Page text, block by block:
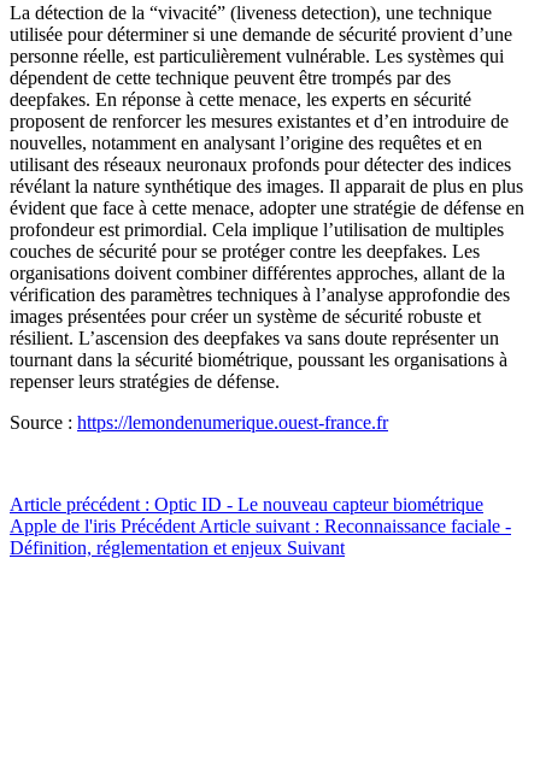
La détection de la “vivacité” (liveness detection), une technique
utilisée pour déterminer si une demande de sécurité provient d’une
personne réelle, est particulièrement vulnérable. Les systèmes qui
dépendent de cette technique peuvent être trompés par des
deepfakes. En réponse à cette menace, les experts en sécurité
proposent de renforcer les mesures existantes et d’en introduire de
nouvelles, notamment en analysant l’origine des requêtes et en
utilisant des réseaux neuronaux profonds pour détecter des indices
révélant la nature synthétique des images. Il apparait de plus en plus
évident que face à cette menace, adopter une stratégie de défense en
profondeur est primordial. Cela implique l’utilisation de multiples
couches de sécurité pour se protéger contre les deepfakes. Les
organisations doivent combiner différentes approches, allant de la
vérification des paramètres techniques à l’analyse approfondie des
images présentées pour créer un système de sécurité robuste et
résilient. L’ascension des deepfakes va sans doute représenter un
tournant dans la sécurité biométrique, poussant les organisations à
repenser leurs stratégies de défense.
Source : https://lemondenumerique.ouest-france.fr
Article précédent : Optic ID - Le nouveau capteur biométrique
Apple de l'iris Précédent Article suivant : Reconnaissance faciale -
Définition, réglementation et enjeux Suivant